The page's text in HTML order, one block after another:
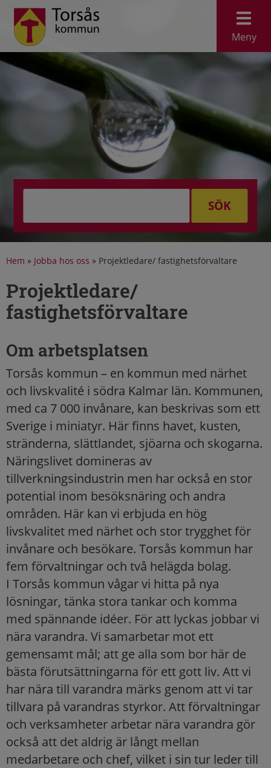
Meny
SÖK
Hem » Jobba hos oss » Projektledare/ fastighetsförvaltare
Projektledare/
fastighetsförvaltare
Om arbetsplatsen
Torsås kommun – en kommun med närhet
och livskvalité i södra Kalmar län. Kommunen,
med ca 7 000 invånare, kan beskrivas som ett
Sverige i miniatyr. Här finns havet, kusten,
stränderna, slättlandet, sjöarna och skogarna.
Näringslivet domineras av
tillverkningsindustrin men har också en stor
potential inom besöksnäring och andra
områden. Här kan vi erbjuda en hög
livskvalitet med närhet och stor trygghet för
invånare och besökare. Torsås kommun har
fem förvaltningar och två helägda bolag.
I Torsås kommun vågar vi hitta på nya
lösningar, tänka stora tankar och komma
med spännande idéer. För att lyckas jobbar vi
nära varandra. Vi samarbetar mot ett
gemensamt mål; att ge alla som bor här de
bästa förutsättningarna för ett gott liv. Att vi
har nära till varandra märks genom att vi tar
tillvara på varandras styrkor. Att förvaltningar
och verksamheter arbetar nära varandra gör
också att det aldrig är långt mellan
medarbetare och chef, vilket i sin tur leder till